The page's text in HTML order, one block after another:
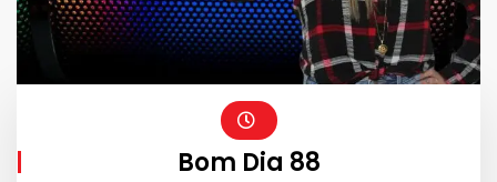
Bom Dia 88